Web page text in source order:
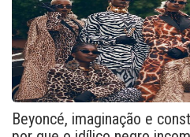
Beyoncé, imaginação e